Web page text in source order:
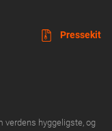
Pressekit
verdens hyggeligste, og